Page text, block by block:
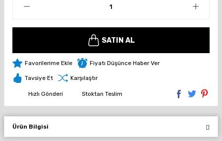
SATIN AL
Fiyatı Düşünce Haber Ver
Tavsiye Et Karşılaştır
Hızlı Gönderi Stoktan Teslim
Ürün Bilgisi